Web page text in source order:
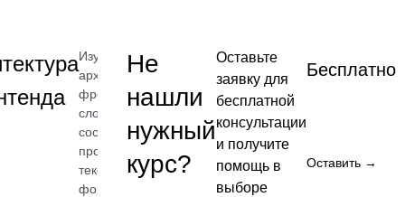
Изучите
архитектуру
фронтенда:
слои,
состояние,
процессы,
тексты и
формы
от 2 400
Не
нашли
нужный
курс?
Оставьте
заявку для
бесплатной
консультации
и получите
помощь в
выборе
Бесплатно
Оставить →